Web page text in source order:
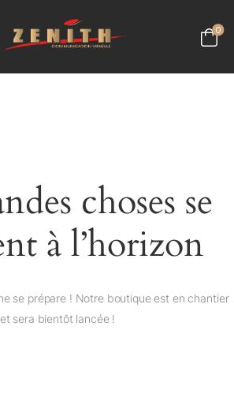
0
choses se
à l’horizon
se prépare ! Notre boutique est en chantier
et sera bientôt lancée !